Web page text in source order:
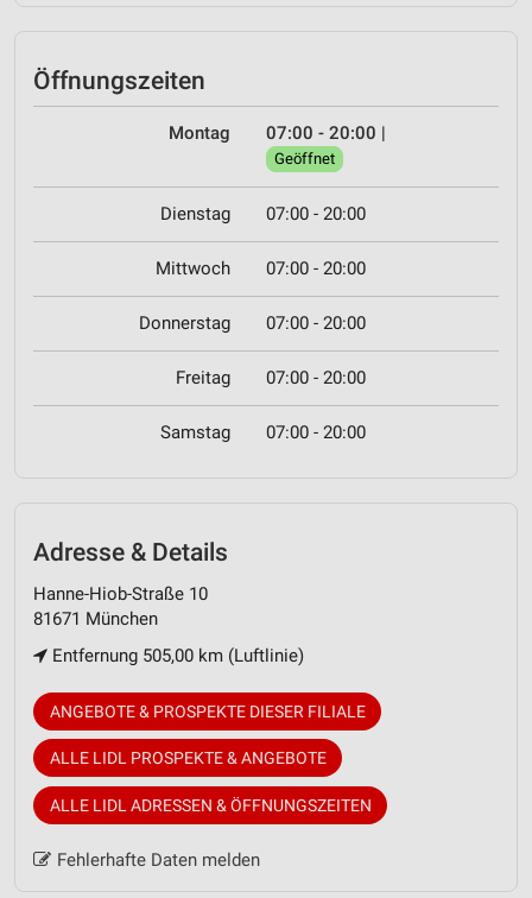
Öffnungszeiten
Montag 07:00 - 20:00 |
Geöffnet
Dienstag 07:00 - 20:00
Mittwoch 07:00 - 20:00
Donnerstag 07:00 - 20:00
Freitag 07:00 - 20:00
Samstag 07:00 - 20:00
Adresse & Details
Hanne-Hiob-Straße 10
81671 München
Entfernung 505,00 km (Luftlinie)
ANGEBOTE & PROSPEKTE DIESER FILIALE
ALLE LIDL PROSPEKTE & ANGEBOTE
ALLE LIDL ADRESSEN & ÖFFNUNGSZEITEN
Fehlerhafte Daten melden